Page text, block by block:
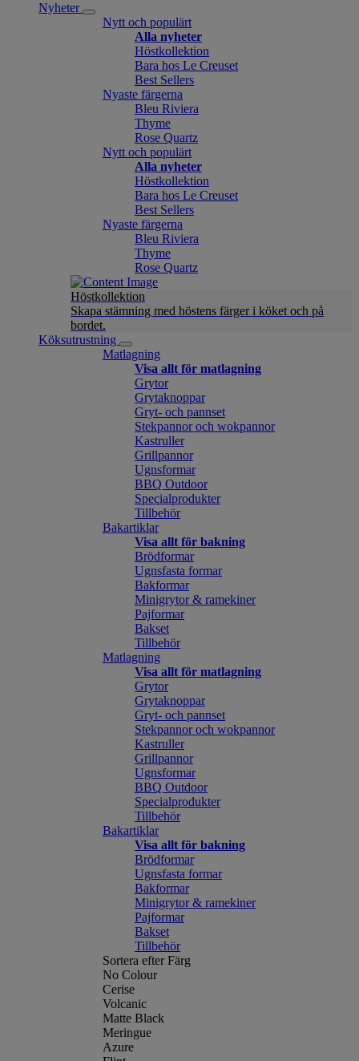
Nyheter
Nytt och populärt
Alla nyheter
Höstkollektion
Bara hos Le Creuset
Best Sellers
Nyaste färgerna
Bleu Riviera
Thyme
Rose Quartz
Nytt och populärt
Alla nyheter
Höstkollektion
Bara hos Le Creuset
Best Sellers
Nyaste färgerna
Bleu Riviera
Thyme
Rose Quartz
Höstkollektion
Skapa stämning med höstens färger i köket och på
bordet.
Köksutrustning
Matlagning
Visa allt för matlagning
Grytor
Grytaknoppar
Gryt- och pannset
Stekpannor och wokpannor
Kastruller
Grillpannor
Ugnsformar
BBQ Outdoor
Specialprodukter
Tillbehör
Bakartiklar
Visa allt för bakning
Brödformar
Ugnsfasta formar
Bakformar
Minigrytor & ramekiner
Pajformar
Bakset
Tillbehör
Matlagning
Visa allt för matlagning
Grytor
Grytaknoppar
Gryt- och pannset
Stekpannor och wokpannor
Kastruller
Grillpannor
Ugnsformar
BBQ Outdoor
Specialprodukter
Tillbehör
Bakartiklar
Visa allt för bakning
Brödformar
Ugnsfasta formar
Bakformar
Minigrytor & ramekiner
Pajformar
Bakset
Tillbehör
Sortera efter Färg
No Colour
Cerise
Volcanic
Matte Black
Meringue
Azure